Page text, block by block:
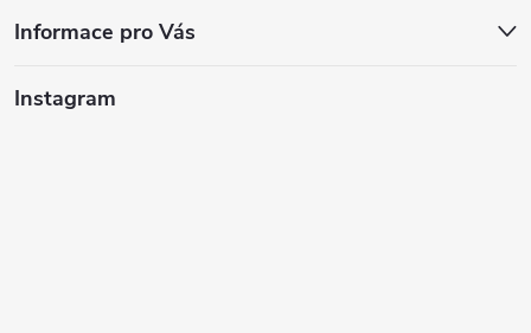
Informace pro Vás
Instagram